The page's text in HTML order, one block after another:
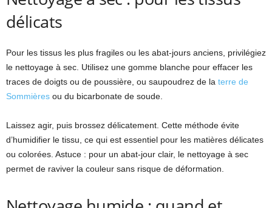
délicats
Pour les tissus les plus fragiles ou les abat-jours anciens, privilégiez
le nettoyage à sec. Utilisez une gomme blanche pour effacer les
traces de doigts ou de poussière, ou saupoudrez de la terre de
Sommières ou du bicarbonate de soude.
Laissez agir, puis brossez délicatement. Cette méthode évite
d’humidifier le tissu, ce qui est essentiel pour les matières délicates
ou colorées. Astuce : pour un abat-jour clair, le nettoyage à sec
permet de raviver la couleur sans risque de déformation.